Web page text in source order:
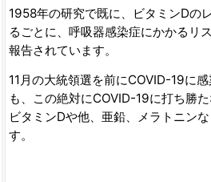
1958年の研究で既に、ビタミンDの
るごとに、呼吸器感染症にかかるリ
報告されています。
11月の大統領選を前にCOVID-19に
も、この絶対にCOVID-19に打ち勝た
ビタミンDや他、亜鉛、メラトニン
す。